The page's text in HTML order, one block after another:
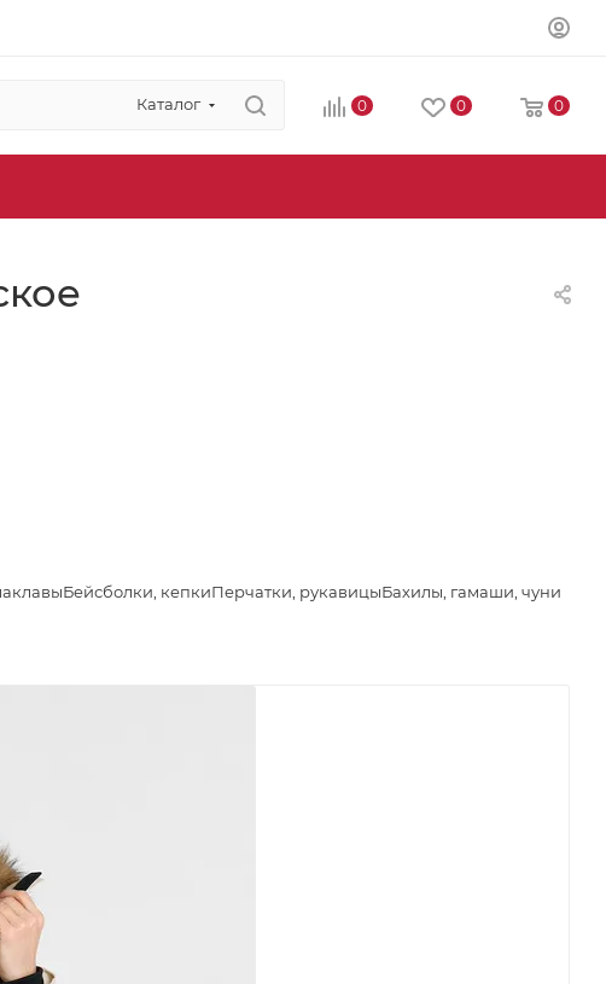
Каталог 0 0 0
Бейсболки, кепкиПерчатки, рукавицыБахилы, гамаши, чуни